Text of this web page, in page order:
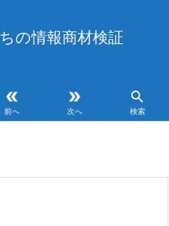
の情報商材検証

前へ

次へ

検索